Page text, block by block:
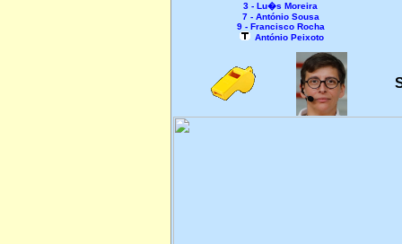
3 - Lu�s Moreira
7 - António Sousa
9 - Francisco Rocha
António Peixoto